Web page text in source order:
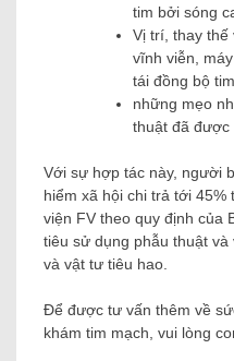
tim bởi sóng
Vị trí, thay thế
vĩnh viễn,
tái đồng bộ
những mẹo
thuật đã được
Với sự hợp tác này, người
hiểm xã hội chi trả tới 45%
viện FV theo quy định của
tiêu sử dụng phẫu thuật
và vật tư tiêu hao.
Để được tư vấn thêm về
khám tim mạch, vui lòng